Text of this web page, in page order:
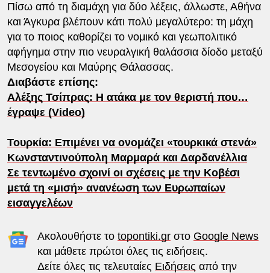
Πίσω από τη διαμάχη για δύο λέξεις, άλλωστε, Αθήνα
και Άγκυρα βλέπουν κάτι πολύ μεγαλύτερο: τη μάχη
για το ποιος καθορίζει το νομικό και γεωπολιτικό
αφήγημα στην πιο νευραλγική θαλάσσια δίοδο μεταξύ
Μεσογείου και Μαύρης Θάλασσας.
Διαβάστε επίσης:
Αλέξης Τσίπρας: Η ατάκα με τον θεριστή που…
έγραψε (Video)
Τουρκία: Επιμένει να ονομάζει «τουρκικά στενά»
Κωνσταντινούπολη Μαρμαρά και Δαρδανέλλια
Σε τεντωμένο σχοινί οι σχέσεις με την Κοβέσι
μετά τη «μισή» ανανέωση των Ευρωπαίων
εισαγγελέων
Ακολουθήστε το topontiki.grστο Google News
και μάθετε πρώτοι όλες τις ειδήσεις.
Δείτε όλες τις τελευταίες Ειδήσεις από την